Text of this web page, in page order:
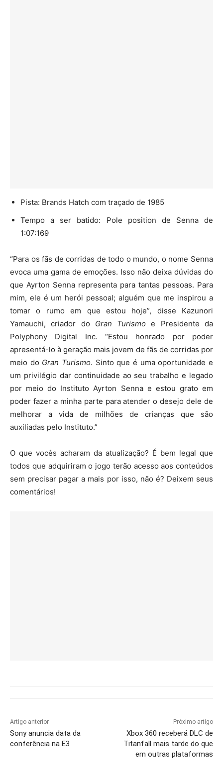
Pista: Brands Hatch com traçado de 1985
Tempo a ser batido: Pole position de Senna de
1:07:169
“Para os fãs de corridas de todo o mundo, o nome Senna
evoca uma gama de emoções. Isso não deixa dúvidas do
que Ayrton Senna representa para tantas pessoas. Para
mim, ele é um herói pessoal; alguém que me inspirou a
tomar o rumo em que estou hoje”, disse Kazunori
Yamauchi, criador do Gran Turismo e Presidente da
Polyphony Digital Inc. “Estou honrado por poder
apresentá-lo à geração mais jovem de fãs de corridas por
meio do Gran Turismo. Sinto que é uma oportunidade e
um privilégio dar continuidade ao seu trabalho e legado
por meio do Instituto Ayrton Senna e estou grato em
poder fazer a minha parte para atender o desejo dele de
melhorar a vida de milhões de crianças que são
auxiliadas pelo Instituto.”
O que vocês acharam da atualização? É bem legal que
todos que adquiriram o jogo terão acesso aos conteúdos
sem precisar pagar a mais por isso, não é? Deixem seus
comentários!
Artigo anterior
Sony anuncia data da
conferência na E3
Próximo artigo
Xbox 360 receberá DLC de
Titanfall mais tarde do que
em outras plataformas